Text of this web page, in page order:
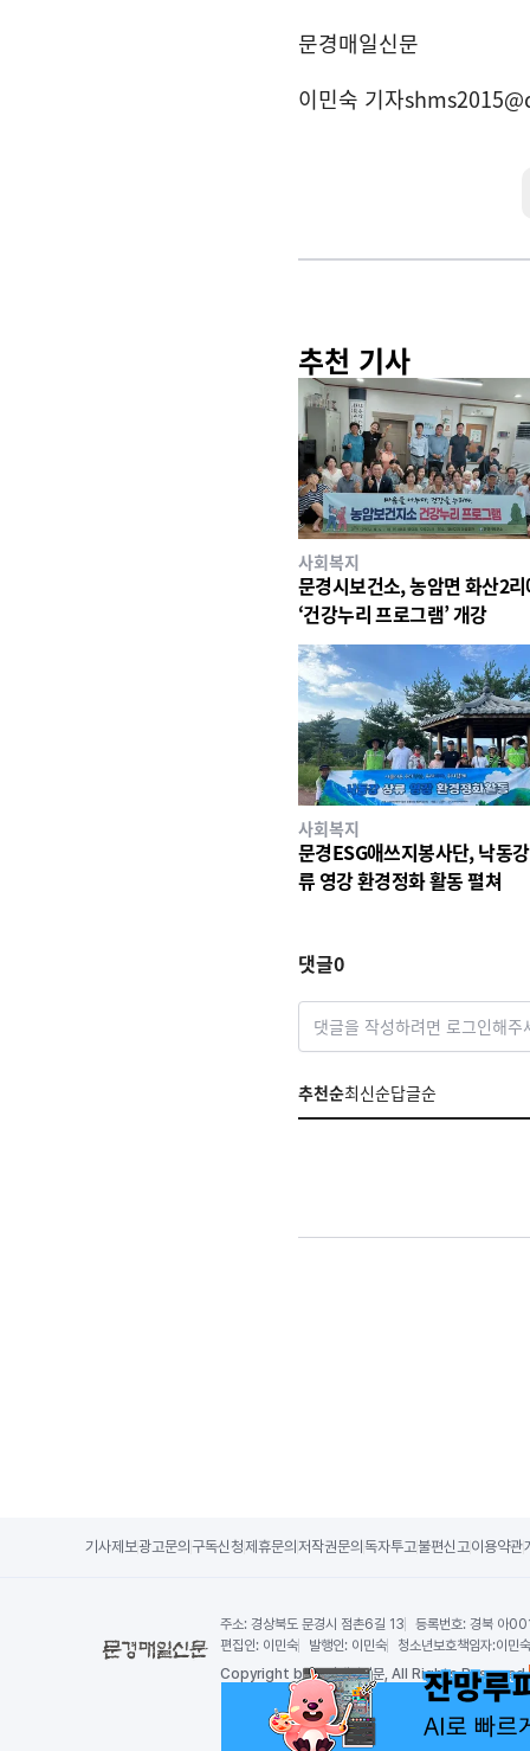
문경매일신문
이민숙 기자
추천 기사
사회복지
문경시보건소, 농암면 화산2
‘건강누리 프로그램’ 개강
사회복지
문경ESG애쓰지봉사단, 낙동
류 영강 환경정화 활동 펼쳐
댓글0
댓글을 작성하려면 로그인해주
추천순최신순답글순
기사제보광고문의 구독신청제휴문의 저작권문의 독자투고불편신고이용약관
주소: 경상북도 문경시 점촌6길 13 등록번호: 경북 아
편집인: 이민숙 발행인: 이민숙 청소년보호책임자:이민숙
Copyright by 문경매일신문, All Rights Reserved.